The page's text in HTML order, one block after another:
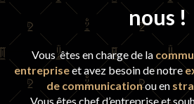
nous !
Vous êtes en charge de la
entrepriseet avez besoin de notre
de communicationou en
Vous êtes chef d’entreprise et